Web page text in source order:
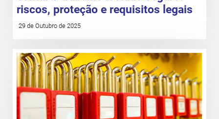
riscos, proteção e requisitos legais
29 de Outubro de 2025